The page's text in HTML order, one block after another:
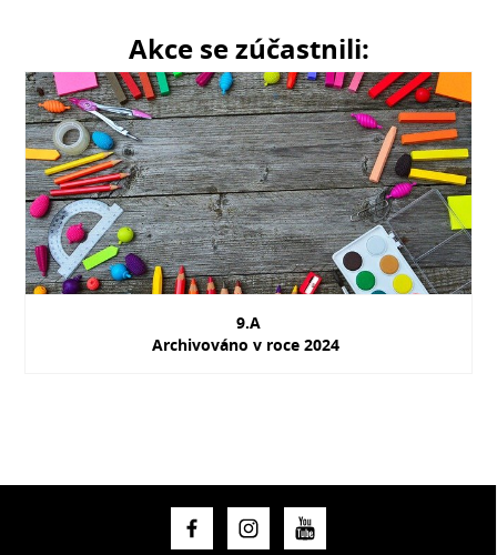
Akce se zúčastnili:
9.A
Archivováno v roce 2024